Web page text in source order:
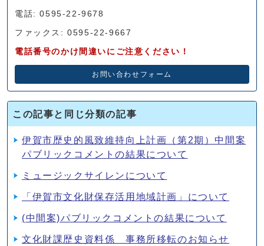
電話: 0595-22-9678
ファックス: 0595-22-9667
電話番号のかけ間違いにご注意ください！
お問い合わせフォーム
この記事と同じ分類の記事
伊賀市歴史的風致維持向上計画（第2期）中間案
パブリックコメントの結果について
ミュージックサイレンについて
「伊賀市文化財保存活用地域計画」について
(中間案)パブリックコメントの結果について
文化財課歴史資料係 事務所移転のお知らせ